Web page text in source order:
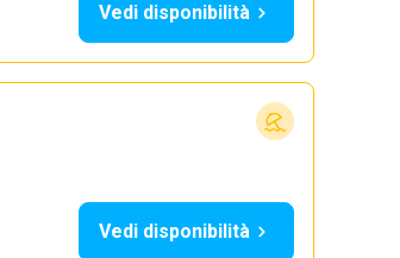
Vedi disponibilità
Vedi disponibilità